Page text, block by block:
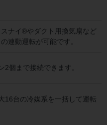
ナイ®やダクト用換気扇など
連動運転が可能です。
2個まで接続できます。
16台の冷媒系を一括して運転